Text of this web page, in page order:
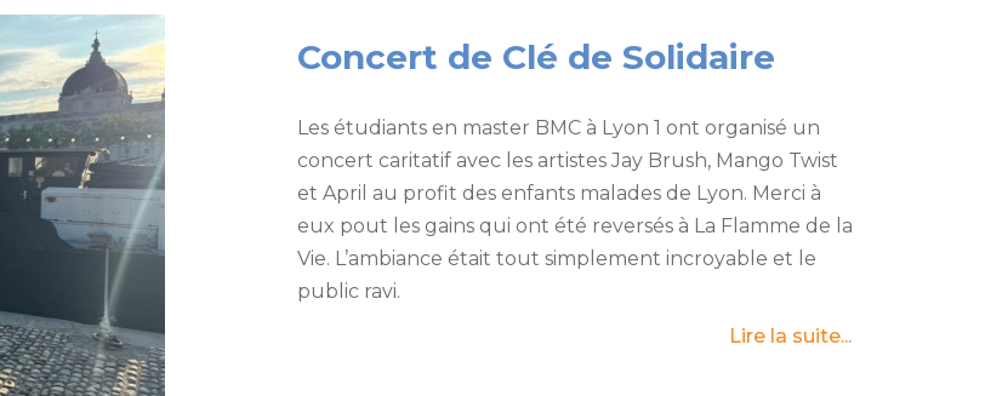
Concert de Clé de Solidaire
Les étudiants en master BMC à Lyon 1 ont organisé un
concert caritatif avec les artistes Jay Brush, Mango Twist
et April au profit des enfants malades de Lyon. Merci à
eux pout les gains qui ont été reversés à La Flamme de la
Vie. L’ambiance était tout simplement incroyable et le
public ravi.
Lire la suite...